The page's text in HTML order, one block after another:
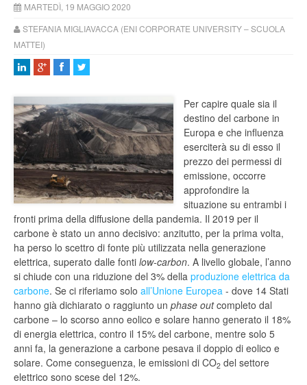
MARTEDÌ, 19 MAGGIO 2020
STEFANIA MIGLIAVACCA (ENI CORPORATE UNIVERSITY – SCUOLA
MATTEI)
Per capire quale sia il
destino del carbone in
Europa e che influenza
eserciterà su di esso il
prezzo dei permessi di
emissione, occorre
approfondire la
situazione su entrambi i
fronti prima della diffusione della pandemia. Il 2019 per il
carbone è stato un anno decisivo: anzitutto, per la prima volta,
ha perso lo scettro di fonte più utilizzata nella generazione
elettrica, superato dalle fonti low-carbon. A livello globale, l’anno
si chiude con una riduzione del 3% della produzione elettrica da
carbone. Se ci riferiamo solo all’Unione Europea - dove 14 Stati
hanno già dichiarato o raggiunto un phase outcompleto dal
carbone – lo scorso anno eolico e solare hanno generato il 18%
di energia elettrica, contro il 15% del carbone, mentre solo 5
anni fa, la generazione a carbone pesava il doppio di eolico e
solare. Come conseguenza, le emissioni di CO2 del settore
elettrico sono scese del 12%.